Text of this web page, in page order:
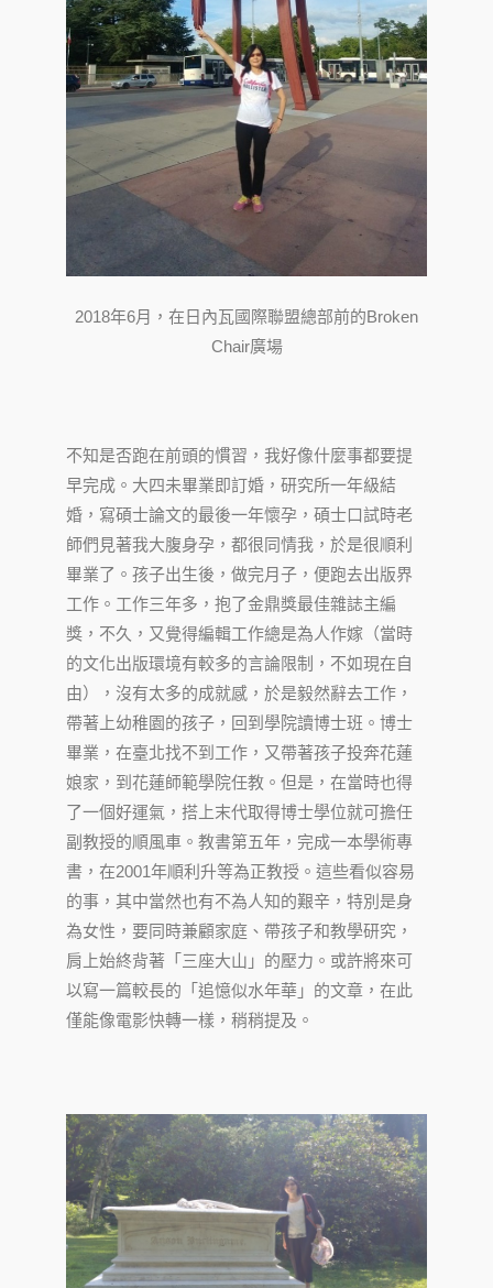
2018年6月，在日內瓦國際聯盟總部前的Broken
Chair廣場
不知是否跑在前頭的慣習，我好像什麼事都要提
早完成。大四未畢業即訂婚，研究所一年級結
婚，寫碩士論文的最後一年懷孕，碩士口試時老
師們見著我大腹身孕，都很同情我，於是很順利
畢業了。孩子出生後，做完月子，便跑去出版界
工作。工作三年多，抱了金鼎獎最佳雜誌主編
獎，不久，又覺得編輯工作總是為人作嫁（當時
的文化出版環境有較多的言論限制，不如現在自
由），沒有太多的成就感，於是毅然辭去工作，
帶著上幼稚園的孩子，回到學院讀博士班。博士
畢業，在臺北找不到工作，又帶著孩子投奔花蓮
娘家，到花蓮師範學院任教。但是，在當時也得
了一個好運氣，搭上末代取得博士學位就可擔任
副教授的順風車。教書第五年，完成一本學術專
書，在2001年順利升等為正教授。這些看似容易
的事，其中當然也有不為人知的艱辛，特別是身
為女性，要同時兼顧家庭、帶孩子和教學研究，
肩上始終背著「三座大山」的壓力。或許將來可
以寫一篇較長的「追憶似水年華」的文章，在此
僅能像電影快轉一樣，稍稍提及。